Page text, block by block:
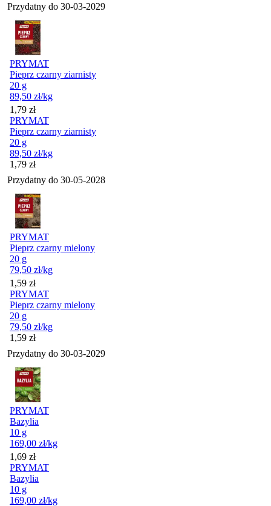
Przydatny do 30-03-2029
PRYMAT
Pieprz czarny ziarnisty
20 g
89,50 zł/kg
Cena
1,79 zł
PRYMAT
Pieprz czarny ziarnisty
20 g
89,50 zł/kg
Cena
1,79 zł
Przydatny do 30-05-2028
PRYMAT
Pieprz czarny mielony
20 g
79,50 zł/kg
Cena
1,59 zł
PRYMAT
Pieprz czarny mielony
20 g
79,50 zł/kg
Cena
1,59 zł
Przydatny do 30-03-2029
PRYMAT
Bazylia
10 g
169,00 zł/kg
Cena
1,69 zł
PRYMAT
Bazylia
10 g
169,00 zł/kg